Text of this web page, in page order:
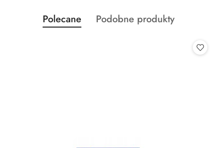
Pomiń karuzelę produktów
Produkty
o
Polecane
Produkty
Podobne produkty